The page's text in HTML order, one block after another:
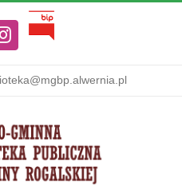
Instagram
Biuletyn